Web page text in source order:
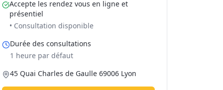
Accepte les rendez vous en ligne et
présentiel
• Consultation disponible
Durée des consultations
1 heure par défaut
45 Quai Charles de Gaulle 69006 Lyon